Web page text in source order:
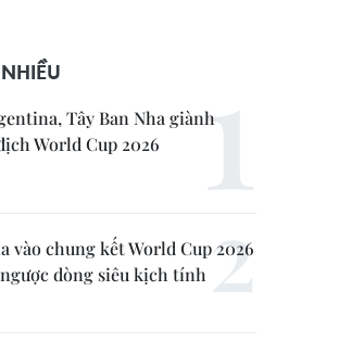
Tây Ban Nha giành
World Cup 2026
vào chung kết World Cup 2026
dòng siêu kịch tính